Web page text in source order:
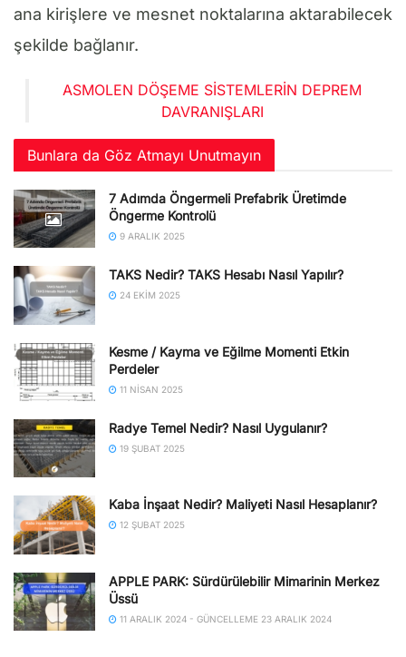
ana kirişlere ve mesnet noktalarına aktarabilecek
şekilde bağlanır.
ASMOLEN DÖŞEME SISTEMLERIN DEPREM
DAVRANIŞLARI
Bunlara da Göz Atmayı Unutmayın
7 Adımda Öngermeli Prefabrik Üretimde
Öngerme Kontrolü
9 ARALIK 2025
TAKS Nedir? TAKS Hesabı Nasıl Yapılır?
24 EKIM 2025
Kesme / Kayma ve Eğilme Momenti Etkin
Perdeler
11 NISAN 2025
Radye Temel Nedir? Nasıl Uygulanır?
19 ŞUBAT 2025
Kaba İnşaat Nedir? Maliyeti Nasıl Hesaplanır?
12 ŞUBAT 2025
APPLE PARK: Sürdürülebilir Mimarinin Merkez
Üssü
11 ARALIK 2024 - GÜNCELLEME 23 ARALIK 2024